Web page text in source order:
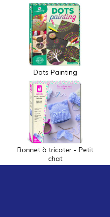
Dots Painting
Bonnet à tricoter - Petit
chat